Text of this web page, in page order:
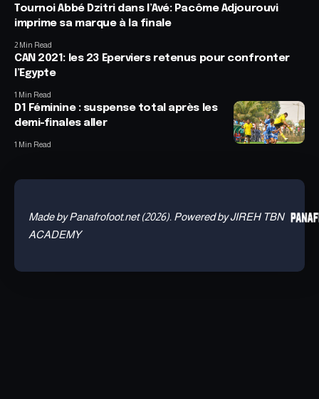
Tournoi Abbé Dzitri dans l’Avé: Pacôme Adjourouvi
imprime sa marque à la finale
2 Min Read
CAN 2021: les 23 Eperviers retenus pour confronter
l’Egypte
1 Min Read
D1 Féminine : suspense total après les
demi-finales aller
1 Min Read
Made by Panafrofoot.net (2026). Powered by JIREH TBN
ACADEMY